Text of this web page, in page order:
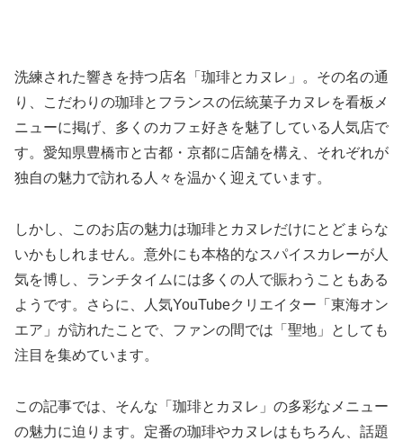
洗練された響きを持つ店名「珈琲とカヌレ」。その名の通
り、こだわりの珈琲とフランスの伝統菓子カヌレを看板メ
ニューに掲げ、多くのカフェ好きを魅了している人気店で
す。愛知県豊橋市と古都・京都に店舗を構え、それぞれが
独自の魅力で訪れる人々を温かく迎えています。
しかし、このお店の魅力は珈琲とカヌレだけにとどまらな
いかもしれません。意外にも本格的なスパイスカレーが人
気を博し、ランチタイムには多くの人で賑わうこともある
ようです。さらに、人気YouTubeクリエイター「東海オン
エア」が訪れたことで、ファンの間では「聖地」としても
注目を集めています。
この記事では、そんな「珈琲とカヌレ」の多彩なメニュー
の魅力に迫ります。定番の珈琲やカヌレはもちろん、話題